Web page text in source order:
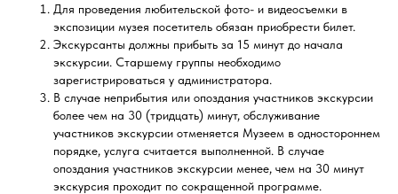
Для проведения любительской фото- и видеосъемки в
экспозиции музея посетитель обязан приобрести билет.
Экскурсанты должны прибыть за 15 минут до начала
экскурсии. Старшему группы необходимо
зарегистрироваться у администратора.
В случае неприбытия или опоздания участников экскурсии
более чем на 30 (тридцать) минут, обслуживание
участников экскурсии отменяется Музеем в одностороннем
порядке, услуга считается выполненной. В случае
опоздания участников экскурсии менее, чем на 30 минут
экскурсия проходит по сокращенной программе.